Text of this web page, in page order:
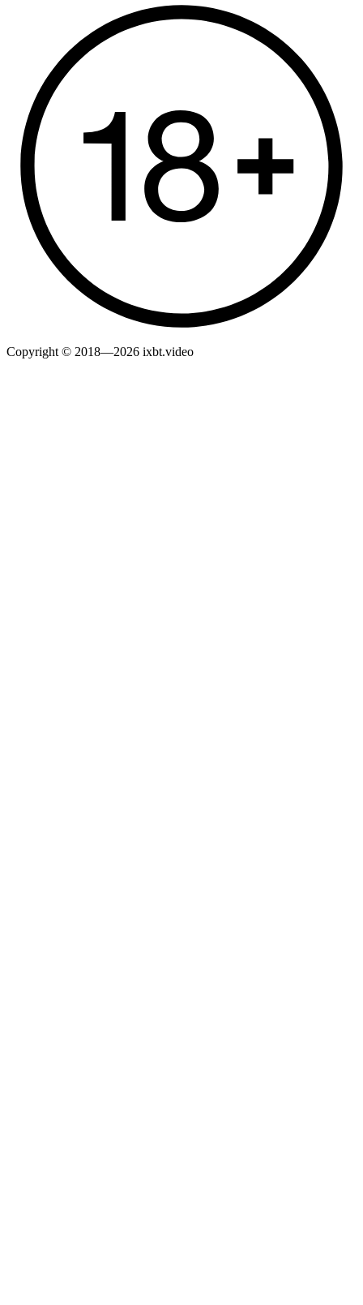
Copyright © 2018—2026 ixbt.video